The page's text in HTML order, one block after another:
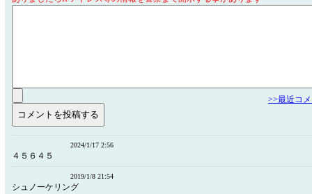
>>最近コ
2024/1/17 2:56
４５６４５
2019/1/8 21:54
シュノーケリング